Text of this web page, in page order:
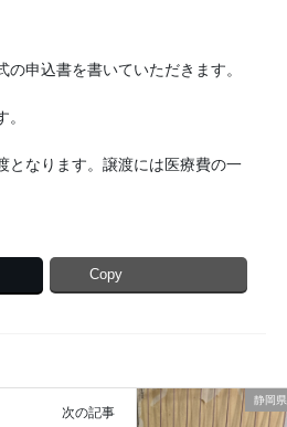
申込書を書いていただきます。
なります。譲渡には医療費の一
Copy
静岡県
次の記事